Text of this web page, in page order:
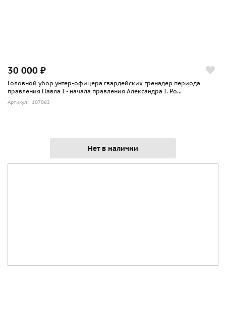
30 000 ₽
Головной убор унтер-офицера гвардейских гренадер периода
правления Павла I - начала правления Александра I. Ро...
Артикул: 107062
Нет в наличии